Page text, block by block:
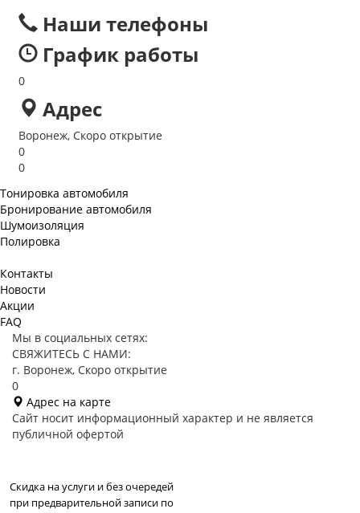
Наши телефоны
График работы
0
Адрес
Воронеж, Скоро открытие
0
0
Контакты
Новости
Акции
FAQ
Тонировка автомобиля
Бронирование автомобиля
Шумоизоляция
Полировка
Мы в социальных сетях:
СВЯЖИТЕСЬ С НАМИ:
г. Воронеж, Скоро открытие
0
Адрес на карте
Сайт носит информационный характер и не является
публичной офертой
Скидка на услуги и без очередей
при предварительной записи по